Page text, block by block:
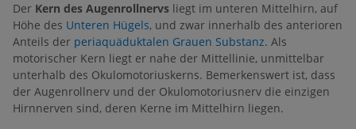
Der Kern des Augenrollnervs liegt im unteren Mittelhirn, auf
Höhe des Unteren Hügels, und zwar innerhalb des anterioren
Anteils der periaquäduktalen Grauen Substanz. Als
motorischer Kern liegt er nahe der Mittellinie, unmittelbar
unterhalb des Okulomotoriuskerns. Bemerkenswert ist, dass
der Augenrollnerv und der Okulomotoriusnerv die einzigen
Hirnnerven sind, deren Kerne im Mittelhirn liegen.